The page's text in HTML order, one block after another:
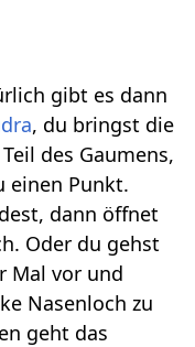
gibt es dann
, du bringst die
des Gaumens,
einen Punkt.
dann öffnet
Oder du gehst
Mal vor und
Nasenloch zu
geht das